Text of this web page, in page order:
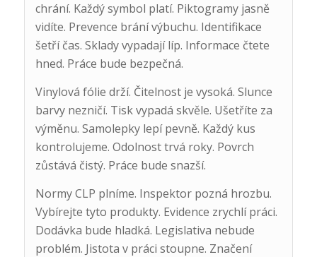
chrání. Každý symbol platí. Piktogramy jasně
vidíte. Prevence brání výbuchu. Identifikace
šetří čas. Sklady vypadají líp. Informace čtete
hned. Práce bude bezpečná.
Vinylová fólie drží. Čitelnost je vysoká. Slunce
barvy nezničí. Tisk vypadá skvěle. Ušetříte za
výměnu. Samolepky lepí pevně. Každý kus
kontrolujeme. Odolnost trvá roky. Povrch
zůstává čistý. Práce bude snazší.
Normy CLP plníme. Inspektor pozná hrozbu.
Vybírejte tyto produkty. Evidence zrychlí práci.
Dodávka bude hladká. Legislativa nebude
problém. Jistota v práci stoupne. Značení